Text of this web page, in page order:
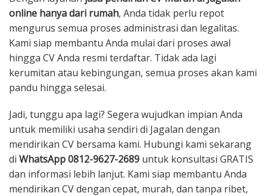
online hanya dari rumah, Anda tidak perlu repot
mengurus semua proses administrasi dan legalitas.
Kami siap membantu Anda mulai dari proses awal
hingga CV Anda resmi terdaftar. Tidak ada lagi
kerumitan atau kebingungan, semua proses akan kami
pandu hingga selesai.
Jadi, tunggu apa lagi? Segera wujudkan impian Anda
untuk memiliki usaha sendiri di Jagalan dengan
mendirikan CV bersama kami. Hubungi kami sekarang
di WhatsApp 0812-9627-2689 untuk konsultasi GRATIS
dan informasi lebih lanjut. Kami siap membantu Anda
mendirikan CV dengan cepat, murah, dan tanpa ribet,